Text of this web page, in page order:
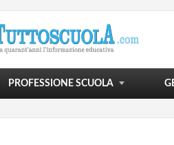
PROFESSIONE SCUOLA
POLITICA SCOLASTICA
VIVERE LA SCUOLA
SCUOLA E OLTRE